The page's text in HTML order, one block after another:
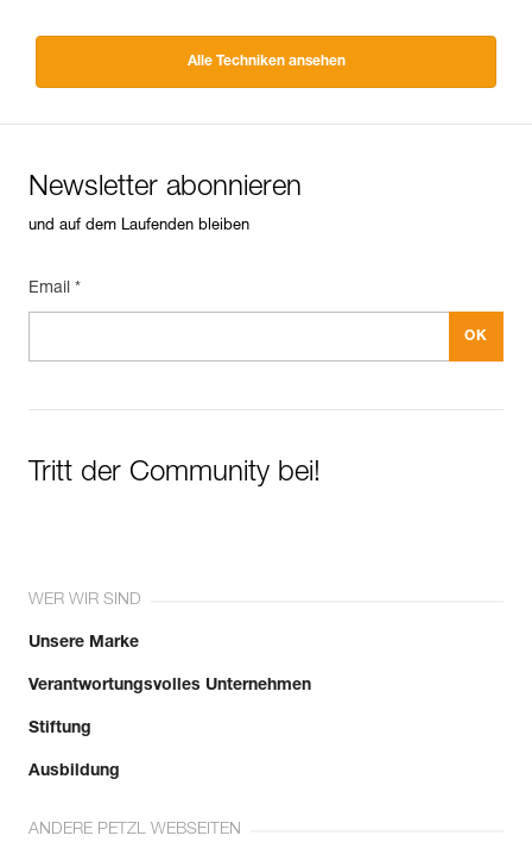
Alle Techniken ansehen
Newsletter abonnieren
und auf dem Laufenden bleiben
Email *
Tritt der Community bei!
WER WIR SIND
Unsere Marke
Verantwortungsvolles Unternehmen
Stiftung
Ausbildung
ANDERE PETZL WEBSEITEN